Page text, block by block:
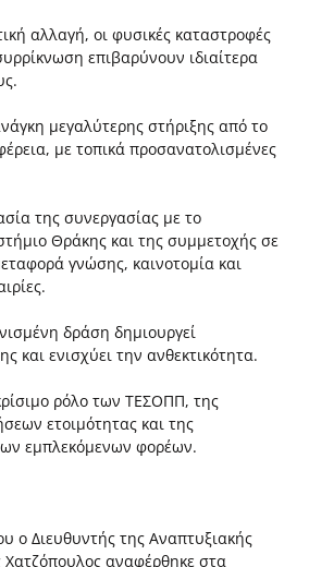
αλλαγή, οι φυσικές καταστροφές
επιβαρύνουν ιδιαίτερα
μεγαλύτερης στήριξης από το
με τοπικά προσανατολισμένες
της συνεργασίας με το
Θράκης και της συμμετοχής σε
γνώσης, καινοτομία και
δράση δημιουργεί
και ενισχύει την ανθεκτικότητα.
ρόλο των ΤΕΣΟΠΠ, της
ετοιμότητας και της
εμπλεκόμενων φορέων.
ο Διευθυντής της Αναπτυξιακής
αναφέρθηκε στα